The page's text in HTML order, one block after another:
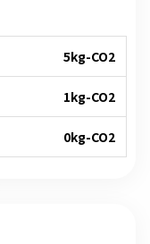
5kg-CO2
1kg-CO2
0kg-CO2